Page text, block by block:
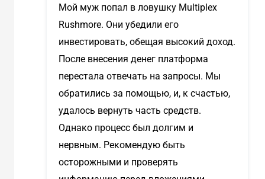
Мой муж попал в ловушку Multiplex
Rushmore. Они убедили его
инвестировать, обещая высокий доход.
После внесения денег платформа
перестала отвечать на запросы. Мы
обратились за помощью, и, к счастью,
удалось вернуть часть средств.
Однако процесс был долгим и
нервным. Рекомендую быть
осторожными и проверять